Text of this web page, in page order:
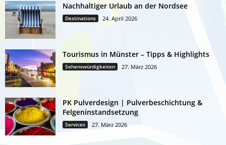
Nachhaltiger Urlaub an der Nordsee
Destinations 24. April 2026
Tourismus in Münster – Tipps & Highlights
Sehenswürdigkeiten 27. März 2026
PK Pulverdesign | Pulverbeschichtung &
Felgeninstandsetzung
Services 27. März 2026